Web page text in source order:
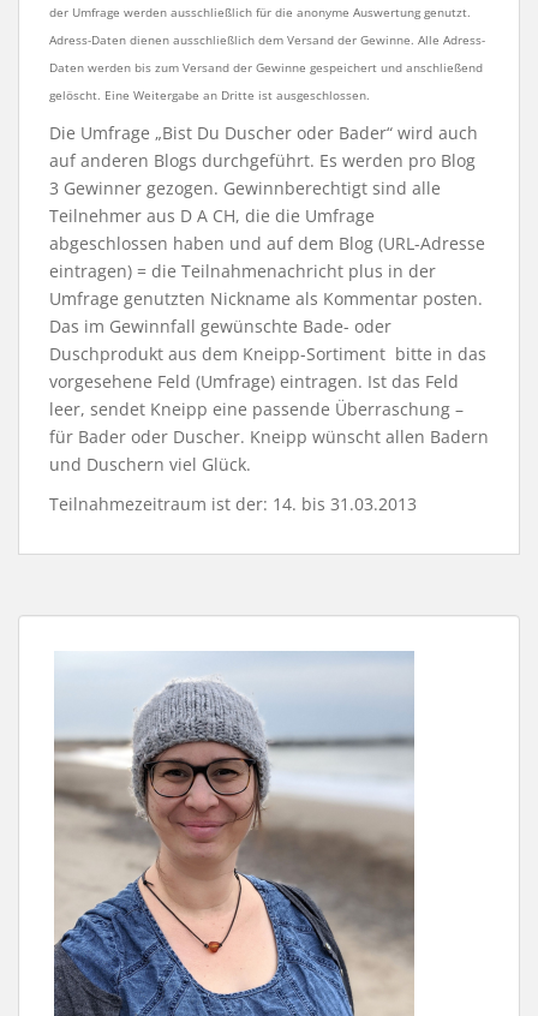
der Umfrage werden ausschließlich für die anonyme Auswertung genutzt.
Adress-Daten dienen ausschließlich dem Versand der Gewinne. Alle Adress-
Daten werden bis zum Versand der Gewinne gespeichert und anschließend
gelöscht. Eine Weitergabe an Dritte ist ausgeschlossen.
Die Umfrage „Bist Du Duscher oder Bader“ wird auch
auf anderen Blogs durchgeführt. Es werden pro Blog
3 Gewinner gezogen. Gewinnberechtigt sind alle
Teilnehmer aus D A CH, die die Umfrage
abgeschlossen haben und auf dem Blog (URL-Adresse
eintragen) = die Teilnahmenachricht plus in der
Umfrage genutzten Nickname als Kommentar posten.
Das im Gewinnfall gewünschte Bade- oder
Duschprodukt aus dem Kneipp-Sortiment bitte in das
vorgesehene Feld (Umfrage) eintragen. Ist das Feld
leer, sendet Kneipp eine passende Überraschung –
für Bader oder Duscher. Kneipp wünscht allen Badern
und Duschern viel Glück.
Teilnahmezeitraum ist der: 14. bis 31.03.2013